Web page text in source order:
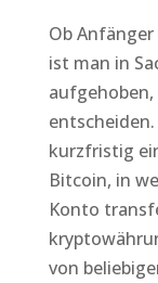
Ob
ist man in
kurzfristig
Bitcoin, in
Konto
von